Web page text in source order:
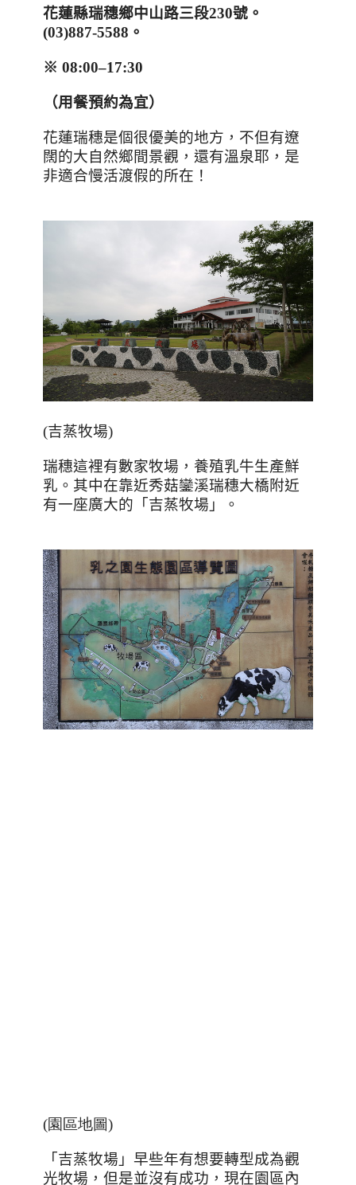
花蓮縣瑞穗鄉中山路三段230號 。
(03)887-5588 。
※ 08:00–17:30
（用餐預約為宜）
花蓮瑞穗是個很優美的地方，不但有遼
闊的大自然鄉間景觀，還有溫泉耶，是
非適合慢活渡假的所在！
(吉蒸牧場)
瑞穗這裡有數家牧場，養殖乳牛生產鮮
乳。其中在靠近秀菇鑾溪瑞穗大橋附近
有一座廣大的「吉蒸牧場」。
(園區地圖)
「吉蒸牧場」早些年有想要轉型成為觀
光牧場，但是並沒有成功，現在園區內